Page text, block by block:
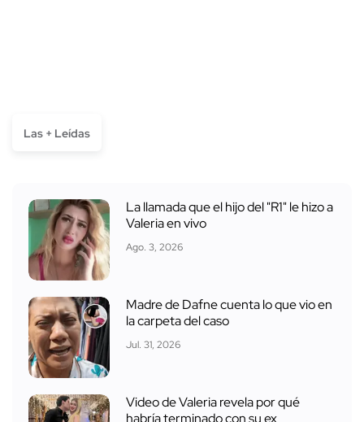
Las + Leídas
La llamada que el hijo del "R1" le hizo a
Valeria en vivo
Ago. 3, 2026
Madre de Dafne cuenta lo que vio en
la carpeta del caso
Jul. 31, 2026
Video de Valeria revela por qué
habría terminado con su ex